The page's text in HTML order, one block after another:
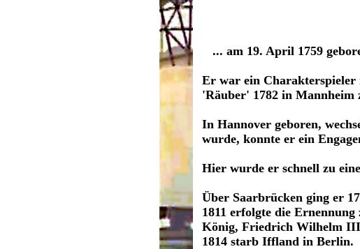
... am 19. April 1759
Er war ein
'Räuber' 1782 in Mannheim
In Hannover geboren,
wurde, konnte er ein
Hier wurde er schnell zu
Über Saarbrücken ging er
1811 erfolgte die
König, Friedrich Wilhelm
1814 starb Iffland in Berlin.